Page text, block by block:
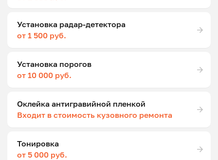
Установка радар-детектора
от 1 500 руб.
Установка порогов
от 10 000 руб.
Оклейка антигравийной пленкой
Входит в стоимость кузовного ремонта
Тонировка
от 5 000 руб.